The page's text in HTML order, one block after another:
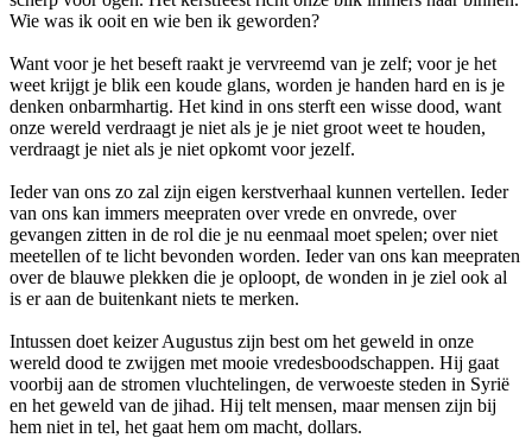
Wie was ik ooit en wie ben ik geworden?
Want voor je het beseft raakt je vervreemd van je zelf; voor je het
weet krijgt je blik een koude glans, worden je handen hard en is je
denken onbarmhartig. Het kind in ons sterft een wisse dood, want
onze wereld verdraagt je niet als je je niet groot weet te houden,
verdraagt je niet als je niet opkomt voor jezelf.
Ieder van ons zo zal zijn eigen kerstverhaal kunnen vertellen. Ieder
van ons kan immers meepraten over vrede en onvrede, over
gevangen zitten in de rol die je nu eenmaal moet spelen; over niet
meetellen of te licht bevonden worden. Ieder van ons kan meepraten
over de blauwe plekken die je oploopt, de wonden in je ziel ook al
is er aan de buitenkant niets te merken.
Intussen doet keizer Augustus zijn best om het geweld in onze
wereld dood te zwijgen met mooie vredesboodschappen. Hij gaat
voorbij aan de stromen vluchtelingen, de verwoeste steden in Syrië
en het geweld van de jihad. Hij telt mensen, maar mensen zijn bij
hem niet in tel, het gaat hem om macht, dollars.